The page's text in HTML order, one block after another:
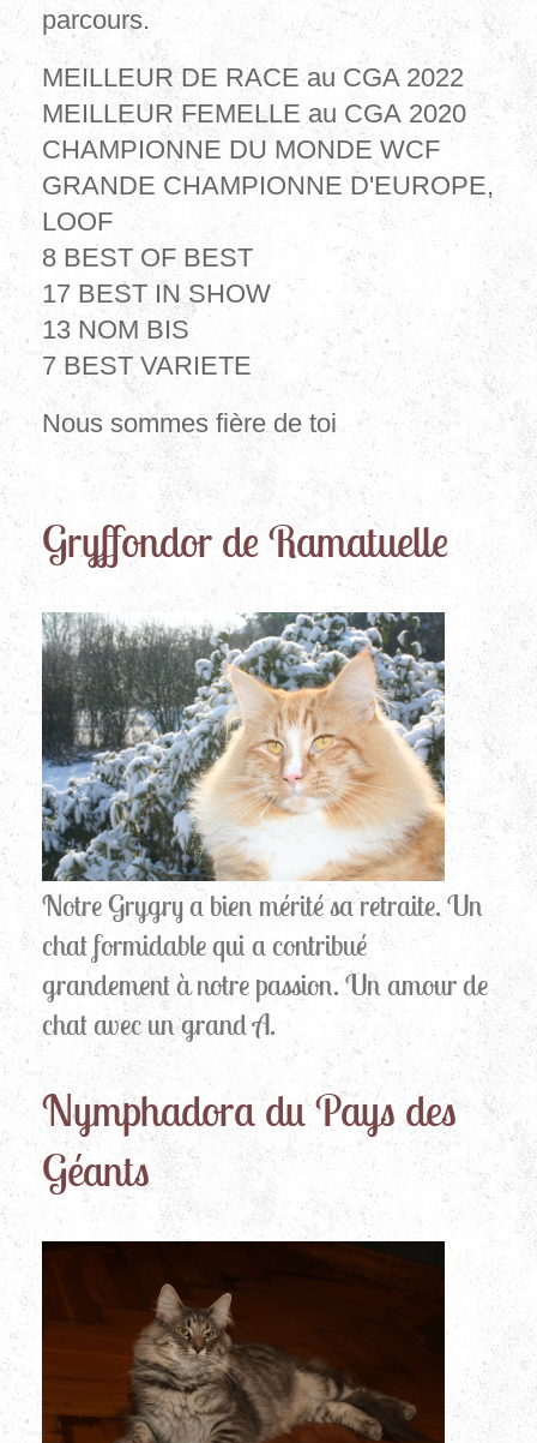
parcours.
MEILLEUR DE RACE au CGA 2022
MEILLEUR FEMELLE au CGA 2020
CHAMPIONNE DU MONDE WCF
GRANDE CHAMPIONNE D'EUROPE,
LOOF
8 BEST OF BEST
17 BEST IN SHOW
13 NOM BIS
7 BEST VARIETE
Nous sommes fière de toi
Gryffondor de Ramatuelle
Notre Grygry a bien mérité sa retraite. Un
chat formidable qui a contribué
grandement à notre passion. Un amour de
chat avec un grand A.
Nymphadora du Pays des
Géants